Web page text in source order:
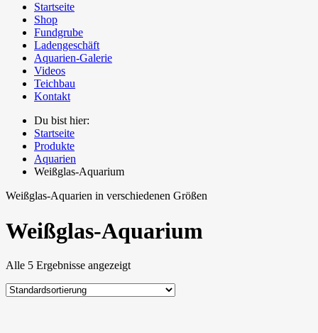
Startseite
Shop
Fundgrube
Ladengeschäft
Aquarien-Galerie
Videos
Teichbau
Kontakt
Du bist hier:
Startseite
Produkte
Aquarien
Weißglas-Aquarium
Weißglas-Aquarien in verschiedenen Größen
Weißglas-Aquarium
Alle 5 Ergebnisse angezeigt